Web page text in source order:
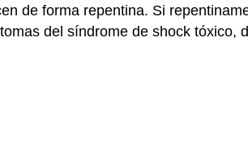
de forma repentina. Si
del síndrome de shock tóxico,